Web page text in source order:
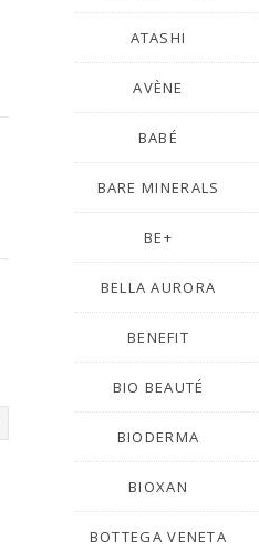
ATASHI
AVÈNE
BABÉ
BARE MINERALS
BE+
BELLA AURORA
BENEFIT
BIO BEAUTÉ
BIODERMA
BIOXAN
BOTTEGA VENETA